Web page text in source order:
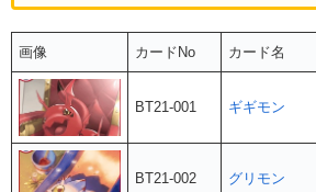
画像 カードNo カード名
BT21-001 ギギモン
BT21-002 グリモン